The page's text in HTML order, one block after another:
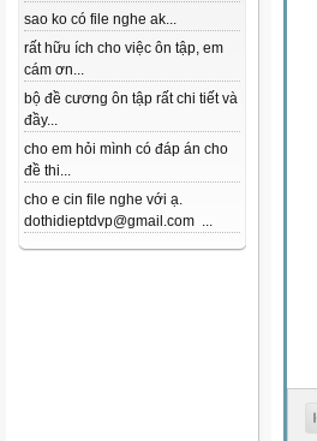
sao ko có file nghe ak...
rất hữu ích cho việc ôn tập, em
cám ơn...
bộ đề cương ôn tập rất chi tiết và
đầy...
cho em hỏi mình có đáp án cho
đề thi...
cho e cin file nghe với ạ.
dothidieptdvp@gmail.com ...